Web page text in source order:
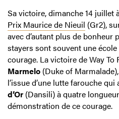
Sa victoire, dimanche 14 juillet
Prix Maurice de Nieuil (Gr2),
avec d’autant plus de bonheur
stayers sont souvent une
courage. La victoire de Way
Marmelo (Duke of
l’issue d’une lutte farouche
d’Or (Dansili) à quatre
démonstration de ce courage.